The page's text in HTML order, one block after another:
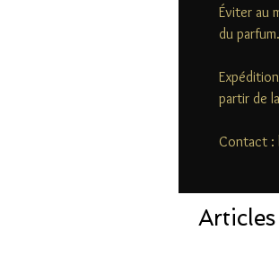
Éviter au
du parfum.
partir de
Contact :